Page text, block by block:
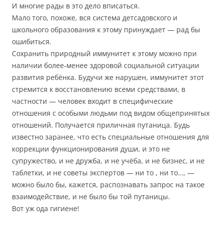
И многие рады в это дело вписаться.
Мало того, похоже, вся система детсадовского и
школьного образования к этому принуждает — рад бы
ошибиться.
Сохранить природный иммунитет к этому можно при
наличии более-менее здоровой социальной ситуации
развития ребёнка. Будучи же нарушен, иммунитет этот
стремится к восстановлению всеми средствами, в
частности — человек входит в специфические
отношения с особыми людьми под видом общепринятых
отношений. Получается приличная путаница. Будь
известно заранее, что есть специальные отношения для
коррекции функционирования души, и это не
супружество, и не дружба, и не учёба, и не бизнес, и не
таблетки, и не советы экспертов — ни то , ни то…, —
можно было бы, кажется, распознавать запрос на такое
взаимодействие, и не было бы той путаницы.
Вот уж ода гигиене!